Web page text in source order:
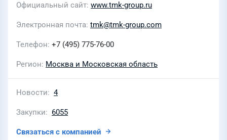
Официальный сайт www.tmk-group.ru
Электронная почта tmk@tmk-group.com
Телефон +7 (495) 775-76-00
Регион Москва и Московская область
Новости 4
Закупки 6055
Связаться с компанией